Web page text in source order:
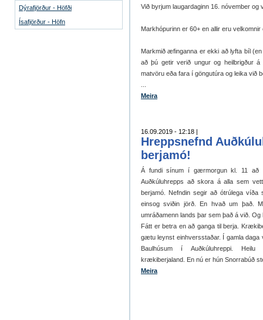
Dýrafjörður - Höfði
Ísafjörður - Höfn
Við byrjum laugardaginn 16. nóvember og
Markhópurinn er 60+ en allir eru
Markmið æfinganna er ekki að lyfta bíl
að þú getir verið ungur og heilbrigður
matvöru eða fara í göngutúra og leika við
Meira
16.09.2019 - 12:18 |
Hreppsnefnd
berjamó!
Á fundi sínum í gærmorgun kl. 11 að
Auðkúluhrepps að skora á alla sem
berjamó. Nefndin segir að ótrúlega
einsog sviðin jörð. En hvað um það.
umráðamenn lands þar sem það á við.
Fátt er betra en að ganga til berja.
gætu leynst einhversstaðar. Í gamla daga
Baulhúsum í Auðkúluhreppi. Heilu
krækiberjaland. En nú er hún Snorrabúð
Meira